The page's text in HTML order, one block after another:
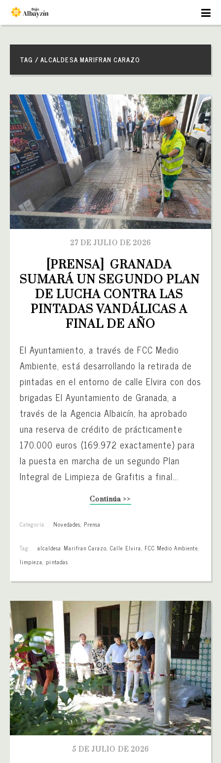
TAG / ALCALDESA MARIFRAN CARAZO
27 DE JULIO DE 2026
[PRENSA]  GRANADA
SUMARÁ UN SEGUNDO PLAN
DE LUCHA CONTRA LAS
PINTADAS VANDÁLICAS A
FINAL DE AÑO
El Ayuntamiento, a través de FCC Medio
Ambiente, está desarrollando la retirada de
pintadas en el entorno de calle Elvira con dos
brigadas El Ayuntamiento de Granada, a
través de la Agencia Albaicín, ha aprobado
una reserva de crédito de prácticamente
170.000 euros (169.972 exactamente) para
la puesta en marcha de un segundo Plan
Integral de Limpieza de Grafitis a final...
Continúa >>
Categoría: Novedades, Prensa
Tag: alcaldesa Marifran Carazo,Calle Elvira, FCC Medio Ambiente,
limpieza, pintadas
5 DE JULIO DE 2026